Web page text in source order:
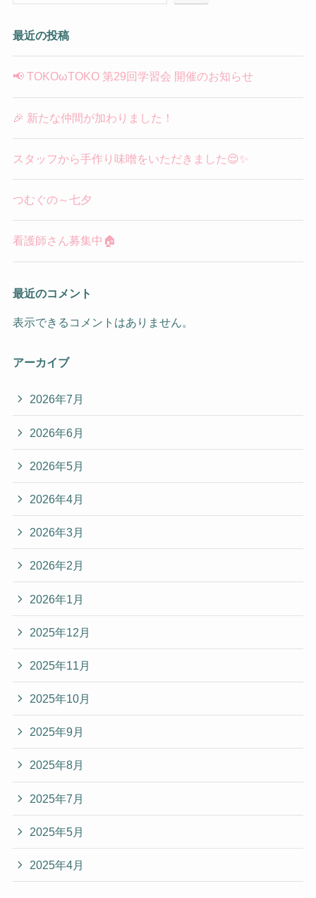
最近の投稿
📢 TOKOωTOKO 第29回学習会 開催のお知らせ
🎉 新たな仲間が加わりました！
スタッフから手作り味噌をいただきました😌✨
つむぐの～七夕
看護師さん募集中🏠
最近のコメント
表示できるコメントはありません。
アーカイブ
2026年7月
2026年6月
2026年5月
2026年4月
2026年3月
2026年2月
2026年1月
2025年12月
2025年11月
2025年10月
2025年9月
2025年8月
2025年7月
2025年5月
2025年4月